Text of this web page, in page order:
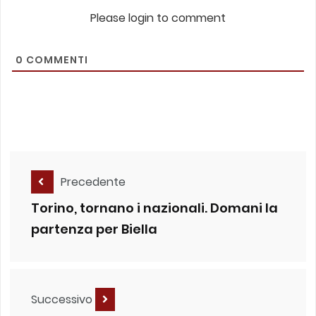
Please login to comment
0 COMMENTI
Precedente
Torino, tornano i nazionali. Domani la
partenza per Biella
Successivo